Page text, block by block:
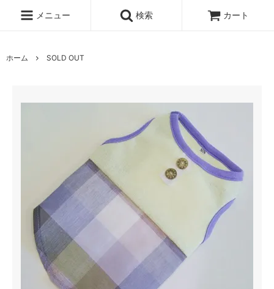
メニュー 検索 カート
ホーム SOLD OUT